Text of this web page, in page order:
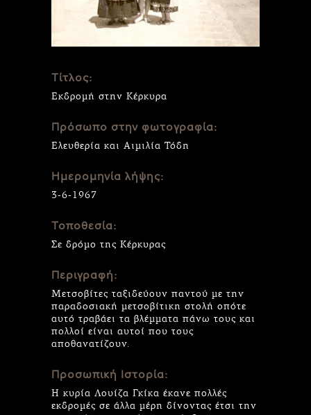
Τίτλος:
Εκδρομή στην Κέρκυρα
Πρόσωπο στην φωτογραφία:
Ελευθερία και Αιμιλία Τόδη
Ημερομηνία λήψης:
3-6-1967
Τοποθεσία:
Σε δρόμο της Κέρκυρας
Περιγραφή:
Μετσοβίτες ταξιδεύουν παντού με την
παραδοσιακή μετσοβίτικη στολή οπότε
αυτό τραβάει τα βλέμματα πάνω τους και
πολλοί είναι αυτοί που τους
αποθανατίζουν.
Προσωπική Ιστορία:
Η κυρία Λουίζα Γκίκα έκανε πολλές
εκδρομές σε άλλα μέρη δίνοντας έτσι την